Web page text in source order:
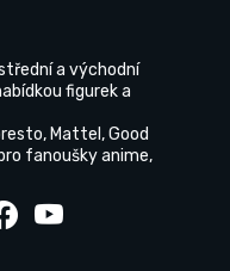
a východní
figurek a
Mattel, Good
fanoušky anime,